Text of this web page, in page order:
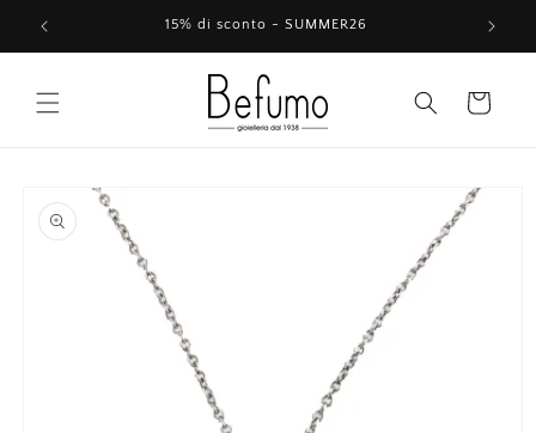
direttamente
ai contenuti
15% di sconto - SUMMER26
Carrello
Passa alle
informazioni
sul prodotto